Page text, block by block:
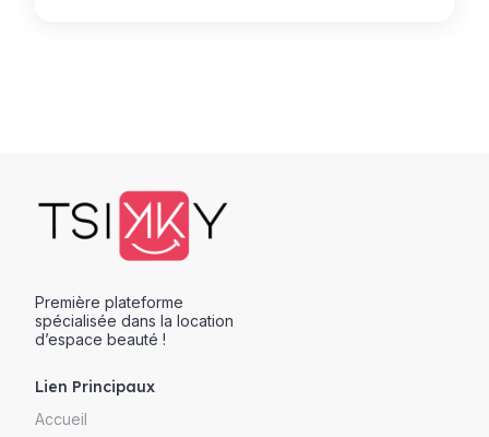
Première plateforme
spécialisée dans la location
d’espace beauté !
Lien Principaux
Accueil